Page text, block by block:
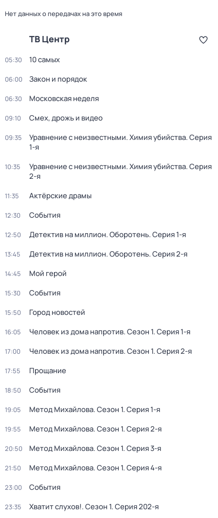
Нет данных о передачах на это время
ТВ Центр
05:30 10 самых
06:00 Закон и порядок
06:30 Московская неделя
09:10 Смех, дрожь и видео
09:35 Уравнение с неизвестными. Химия убийства. Серия
1-я
10:35 Уравнение с неизвестными. Химия убийства. Серия
2-я
11:35 Актёрские драмы
12:30 События
12:50 Детектив на миллион. Оборотень. Серия 1-я
13:45 Детектив на миллион. Оборотень. Серия 2-я
14:45 Мой герой
15:30 События
15:50 Город новостей
16:05 Человек из дома напротив. Сезон 1. Серия 1-я
17:00 Человек из дома напротив. Сезон 1. Серия 2-я
17:55 Прощание
18:50 События
19:05 Метод Михайлова. Сезон 1. Серия 1-я
19:55 Метод Михайлова. Сезон 1. Серия 2-я
20:50 Метод Михайлова. Сезон 1. Серия 3-я
21:50 Метод Михайлова. Сезон 1. Серия 4-я
23:00 События
23:35 Хватит слухов!. Сезон 1. Серия 202-я